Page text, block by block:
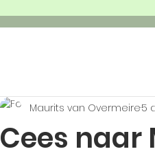
Cees naar
Maurits van Overmeire5